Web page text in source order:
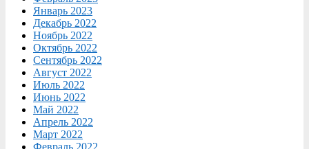
Январь 2023
Декабрь 2022
Ноябрь 2022
Октябрь 2022
Сентябрь 2022
Август 2022
Июль 2022
Июнь 2022
Май 2022
Апрель 2022
Март 2022
Февраль 2022